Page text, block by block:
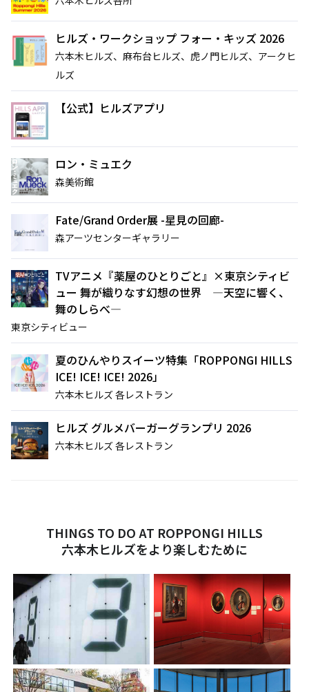
サイト内検索
ヒルズ・ワークショップ フォー・キッズ 2026
六本木ヒルズ、麻布台ヒルズ、虎ノ門ヒルズ、アークヒ
ルズ
【公式】ヒルズアプリ
ロン・ミュエク
森美術館
Fate/Grand Order展 -星見の回廊-
森アーツセンターギャラリー
TVアニメ『薬屋のひとりごと』×東京シティビ
ュー 舞が織りなす幻想の世界 ―天空に響く、
舞のしらべ―
東京シティビュー
夏のひんやりスイーツ特集「ROPPONGI HILLS
ICE! ICE! ICE! 2026」
六本木ヒルズ 各レストラン
ヒルズ グルメバーガーグランプリ 2026
六本木ヒルズ 各レストラン
THINGS TO DO AT ROPPONGI HILLS
六本木ヒルズをより楽しむために